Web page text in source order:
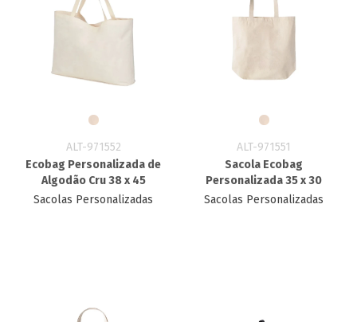
ALT-971552
Ecobag Personalizada​ de
Algodão Cru 38 x 45
Sacolas Personalizadas
ALT-971551
Sacola Ecobag
Personalizada​ 35 x 30
Sacolas Personalizadas